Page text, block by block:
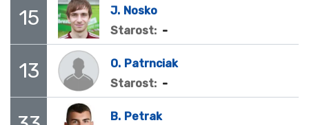
15 J. Nosko
Starost: -
13 O. Patrnciak
Starost: -
B. Petrak